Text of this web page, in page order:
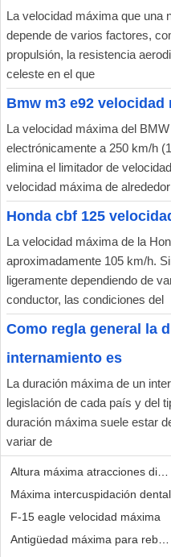
La velocidad máxima que una
depende de varios factores,
propulsión, la resistencia
celeste en el que
Bmw m3 e92 velocidad
La velocidad máxima del
electrónicamente a 250 km/h
elimina el limitador de
velocidad máxima de alrededor
Honda cbf 125
La velocidad máxima de la
aproximadamente 105 km/h.
ligeramente dependiendo de
conductor, las condiciones del
Como regla general la
internamiento es
La duración máxima de un
legislación de cada país y del
duración máxima suele estar
variar de
Altura máxima atracciones
Máxima intercuspidación dental
F-15 eagle velocidad máxima
Antigüedad máxima para